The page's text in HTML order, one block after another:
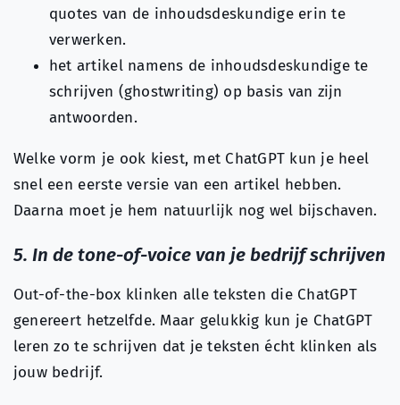
quotes van de inhoudsdeskundige erin te
verwerken.
het artikel namens de inhoudsdeskundige te
schrijven (ghostwriting) op basis van zijn
antwoorden.
Welke vorm je ook kiest, met ChatGPT kun je heel
snel een eerste versie van een artikel hebben.
Daarna moet je hem natuurlijk nog wel bijschaven.
5. In de tone-of-voice van je bedrijf schrijven
Out-of-the-box klinken alle teksten die ChatGPT
genereert hetzelfde. Maar gelukkig kun je ChatGPT
leren zo te schrijven dat je teksten écht klinken als
jouw bedrijf.